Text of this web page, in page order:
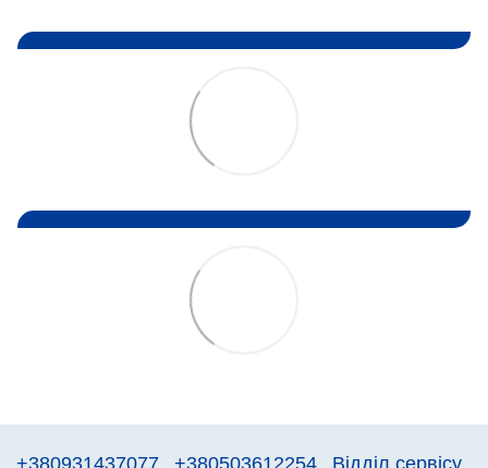
+380931437077 +380503612254 Відділ сервісу